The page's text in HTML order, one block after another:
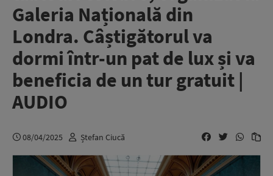
Galeria Națională din
Londra. Câștigătorul va
dormi într-un pat de lux și va
beneficia de un tur gratuit |
AUDIO
08/04/2025 Ștefan Ciucă